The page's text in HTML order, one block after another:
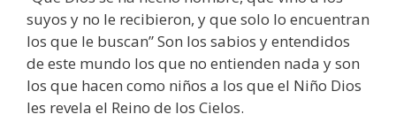
suyos y no le recibieron, y que solo lo encuentran
los que le buscan” Son los sabios y entendidos
de este mundo los que no entienden nada y son
los que hacen como niños a los que el Niño Dios
les revela el Reino de los Cielos.